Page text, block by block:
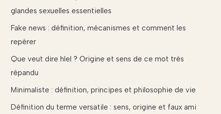
glandes sexuelles essentielles
Fake news : définition, mécanismes et comment les
repérer
Que veut dire hlel ? Origine et sens de ce mot très
répandu
Minimaliste : définition, principes et philosophie de vie
Définition du terme versatile : sens, origine et faux ami